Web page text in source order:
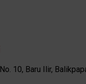
10, Baru Ilir,